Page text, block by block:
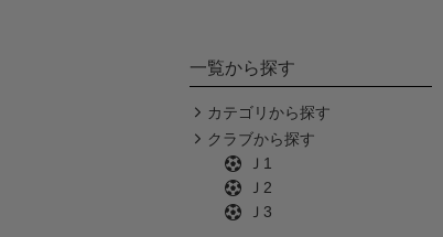
一覧から探す
カテゴリから探す
クラブから探す
Ｊ1
Ｊ2
Ｊ3